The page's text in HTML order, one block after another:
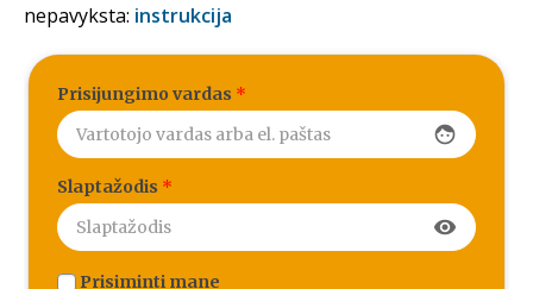
nepavyksta: instrukcija
Prisijungimo vardas *
face
Slaptažodis *
visibility
Prisiminti mane